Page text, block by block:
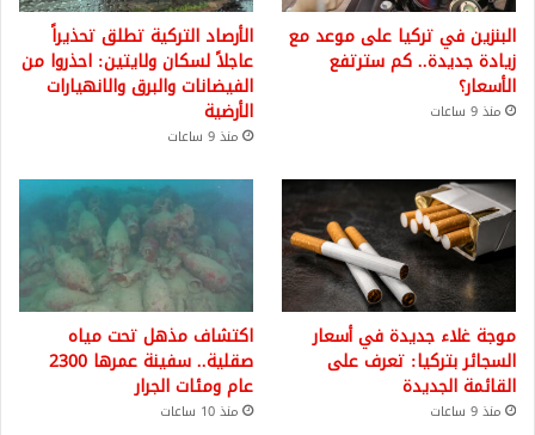
البنزين في تركيا على موعد مع
زيادة جديدة.. كم سترتفع
الأسعار؟
منذ 9 ساعات
الأرصاد التركية تطلق تحذيراً
عاجلاً لسكان ولايتين: احذروا من
الفيضانات والبرق والانهيارات
الأرضية
منذ 9 ساعات
موجة غلاء جديدة في أسعار
السجائر بتركيا: تعرف على
القائمة الجديدة
منذ 9 ساعات
اكتشاف مذهل تحت مياه
صقلية.. سفينة عمرها 2300
عام ومئات الجرار
منذ 10 ساعات